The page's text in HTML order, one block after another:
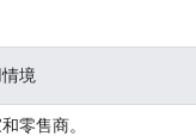
境
零售商。